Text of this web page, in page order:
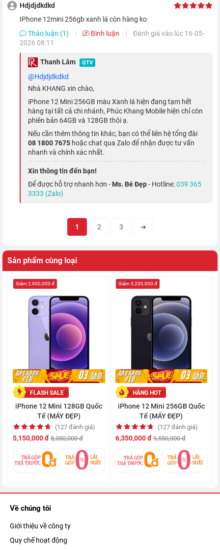
iPhone 12 Mini quốc tế được trang bị tấm nền OLED Super
Retina XDR tràn viền, độ phân giải Full HD+ (1080 x 2340
Pixels), vì thế mà từng chi tiết chuyển động trên màn hình đều
hiện lên rõ nét, tươi sáng và không gặp phải tình trạng nhòe
màu sắc.
Hiệu năng mạnh mẽ hàng đầu thế giới
Mỗi lần ra mắt dòng iPhone mới, Apple lại giới thiệu một con
chip mới và
là vi xử lý đầu tiên sản xuất trên tiến
trình 5 nanomet. Cung cấp tốc độ tải nhanh hơn, nhiều điện
năng hơn và hiệu suất cao hơn.
iPhone 12 mini cũng đi kèm với chip U1 phục vụ tính năng
AirDrop. Khi HomePod mini bắt đầu lên kệ, con chip này sẽ
đảm nhiệm nhiều công việc hơn.
Đặc biệt, dù là phiên bản tối giản nhất trong 4 mẫu iPhone 12
series, nhưng iPhone 12 mini quốc tế vẫn đượchỗ trợ kết nối
5G. Giúp cho việc tải những bộ phim chất lượng cao hay các
ứng dụng nặng chỉ trong chớp mắt.
Ngoài ra, Apple đã phát triển chế độ Smart Data, cho phép
chuyển đổi qua lại giữa 4G và 5G, giúp tiết kiệm pin cho máy
Hdjdjdkdkd
iPhone 12mini 256gb xanh lá còn hàng ko
Thảo luận (1)
Bình luận
Đánh giá vào lúc 16-05-
2026 08:11
Thanh Lâm QTV
@Hdjdjdkdkd
Nhà KHANG xin chào,
iPhone 12 Mini 256GB màu Xanh lá hiện đang tạm hết
hàng tại tất cả chi nhánh, Phúc Khang Mobile hiện chỉ còn
phiên bản 64GB và 128GB thôi ạ.
Nếu cần thêm thông tin khác, bạn có thể liên hệ tổng đài
08 1800 7675 hoặc chat qua Zalo để nhận được tư vấn
nhanh và chính xác nhất.
Xin thông tin đến bạn!
Để được hỗ trợ nhanh hơn - Ms. Bé Đẹp- Hotline:039 365
3333 (Zalo)
1 2 3 ➔
Sản phẩm cùng loại
FLASH SALE
iPhone 12 Mini 128GB Quốc
Tế (MÁY ĐẸP)
(127 đánh giá)
5,150,000 đ 8,050,000 đ
Giảm 2,900,000 đ
HÀNG HOT
iPhone 12 Mini 256GB Quốc
Tế (MÁY ĐẸP)
(127 đánh giá)
6,350,000 đ 9,550,000 đ
Giảm 3,200,000 đ
Về chúng tôi
Giới thiệu về công ty
Quy chế hoạt động